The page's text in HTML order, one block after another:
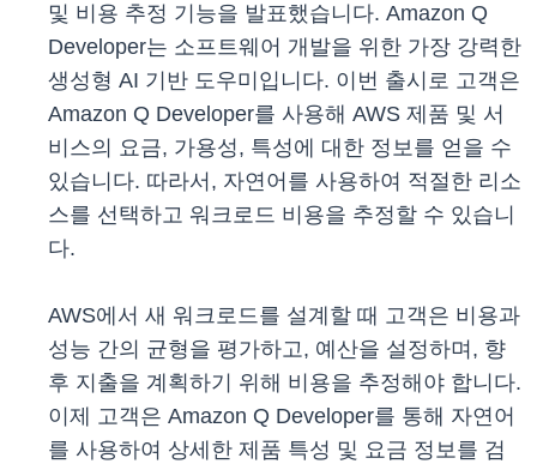
및 비용 추정 기능을 발표했습니다. Amazon Q
Developer는 소프트웨어 개발을 위한 가장 강력한
생성형 AI 기반 도우미입니다. 이번 출시로 고객은
Amazon Q Developer를 사용해 AWS 제품 및 서
비스의 요금, 가용성, 특성에 대한 정보를 얻을 수
있습니다. 따라서, 자연어를 사용하여 적절한 리소
스를 선택하고 워크로드 비용을 추정할 수 있습니
다.
AWS에서 새 워크로드를 설계할 때 고객은 비용과
성능 간의 균형을 평가하고, 예산을 설정하며, 향
후 지출을 계획하기 위해 비용을 추정해야 합니다.
이제 고객은 Amazon Q Developer를 통해 자연어
를 사용하여 상세한 제품 특성 및 요금 정보를 검